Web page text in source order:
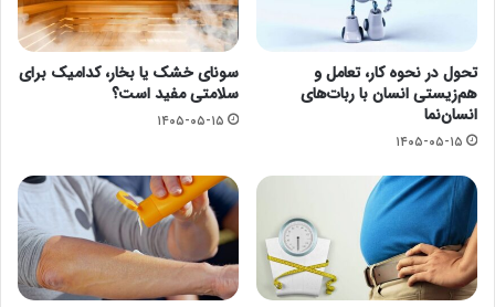
تحول در نحوه کار، تعامل و
هم‌زیستی انسان با ربات‌های
انسان‌نما
۱۴۰۵-۰۵-۱۵
سونای خشک یا بخار، کدامیک برای
سلامتی مفید است؟
۱۴۰۵-۰۵-۱۵